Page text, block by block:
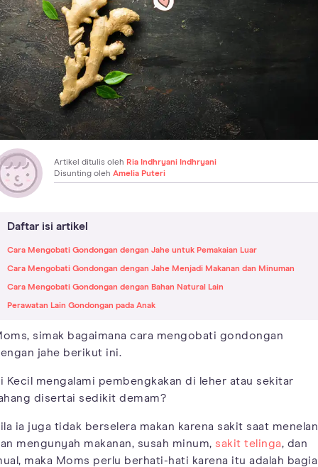
Artikel ditulis oleh Ria Indhryani Indhryani
Disunting oleh Amelia Puteri
Daftar isi artikel
Cara Mengobati Gondongan dengan Jahe untuk Pemakaian Luar
Cara Mengobati Gondongan dengan Jahe Menjadi Makanan dan Minuman
Cara Mengobati Gondongan dengan Bahan Natural Lain
Perawatan Lain Gondongan pada Anak
simak bagaimana cara mengobati gondongan
jahe berikut ini.
Kecil mengalami pembengkakan di leher atau sekitar
disertai sedikit demam?
ia juga tidak berselera makan karena sakit saat menelan
mengunyah makanan, susah minum, sakit telinga, dan
maka Moms perlu berhati-hati karena itu adalah